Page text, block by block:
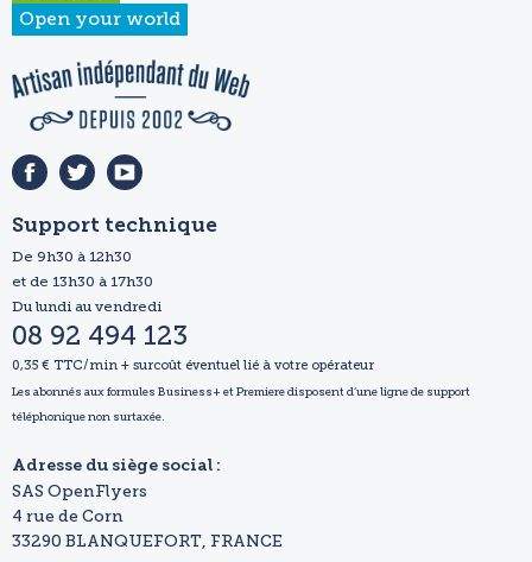
Open your world
Support technique
De 9h30 à 12h30
et de 13h30 à 17h30
Du lundi au vendredi
08 92 494 123
0,35 € TTC/min + surcoût éventuel lié à votre opérateur
Les abonnés aux formules Business+ et Premiere disposent d’une ligne de support
téléphonique non surtaxée.
Adresse du siège social :
SAS OpenFlyers
4 rue de Corn
33290 BLANQUEFORT, FRANCE